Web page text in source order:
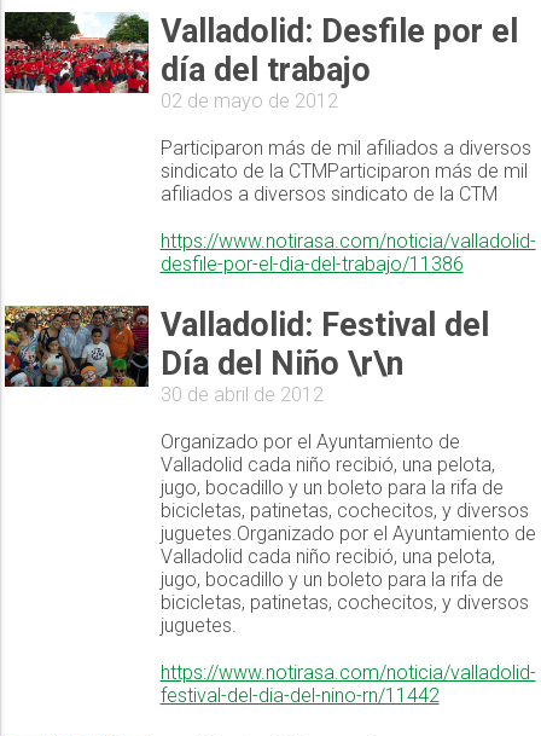
Valladolid: Desfile por el
día del trabajo
02 de mayo de 2012
Participaron más de mil afiliados a diversos
sindicato de la CTMParticiparon más de mil
afiliados a diversos sindicato de la CTM
https://www.notirasa.com/noticia/valladolid-
desfile-por-el-dia-del-trabajo/11386
Valladolid: Festival del
Día del Niño \r\n
30 de abril de 2012
Organizado por el Ayuntamiento de
Valladolid cada niño recibió, una pelota,
jugo, bocadillo y un boleto para la rifa de
bicicletas, patinetas, cochecitos, y diversos
juguetes.Organizado por el Ayuntamiento de
Valladolid cada niño recibió, una pelota,
jugo, bocadillo y un boleto para la rifa de
bicicletas, patinetas, cochecitos, y diversos
juguetes.
https://www.notirasa.com/noticia/valladolid-
festival-del-dia-del-nino-rn/11442